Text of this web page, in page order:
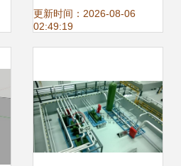
素
更新时间：2026-08-06
02:49:19